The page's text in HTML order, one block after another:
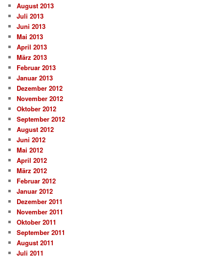
August 2013
Juli 2013
Juni 2013
Mai 2013
April 2013
März 2013
Februar 2013
Januar 2013
Dezember 2012
November 2012
Oktober 2012
September 2012
August 2012
Juni 2012
Mai 2012
April 2012
März 2012
Februar 2012
Januar 2012
Dezember 2011
November 2011
Oktober 2011
September 2011
August 2011
Juli 2011